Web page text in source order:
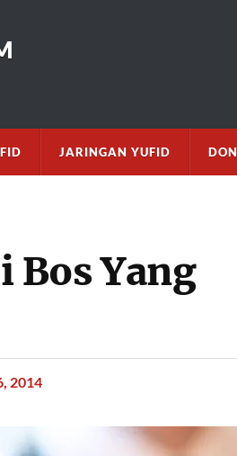
JARINGAN YUFID
Bos Yang
2014